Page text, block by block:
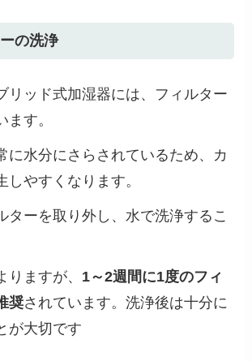
の洗浄
リッド式加湿器には、フィルター
ます。
に水分にさらされているため、カ
しやすくなります。
ターを取り外し、水で洗浄するこ
りますが、 1～2週間に1度のフィ
奨されています。洗浄後は十分に
が大切です